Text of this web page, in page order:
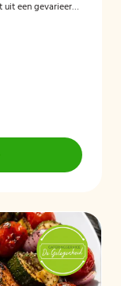
een gevarieerde
bestek
kunnen